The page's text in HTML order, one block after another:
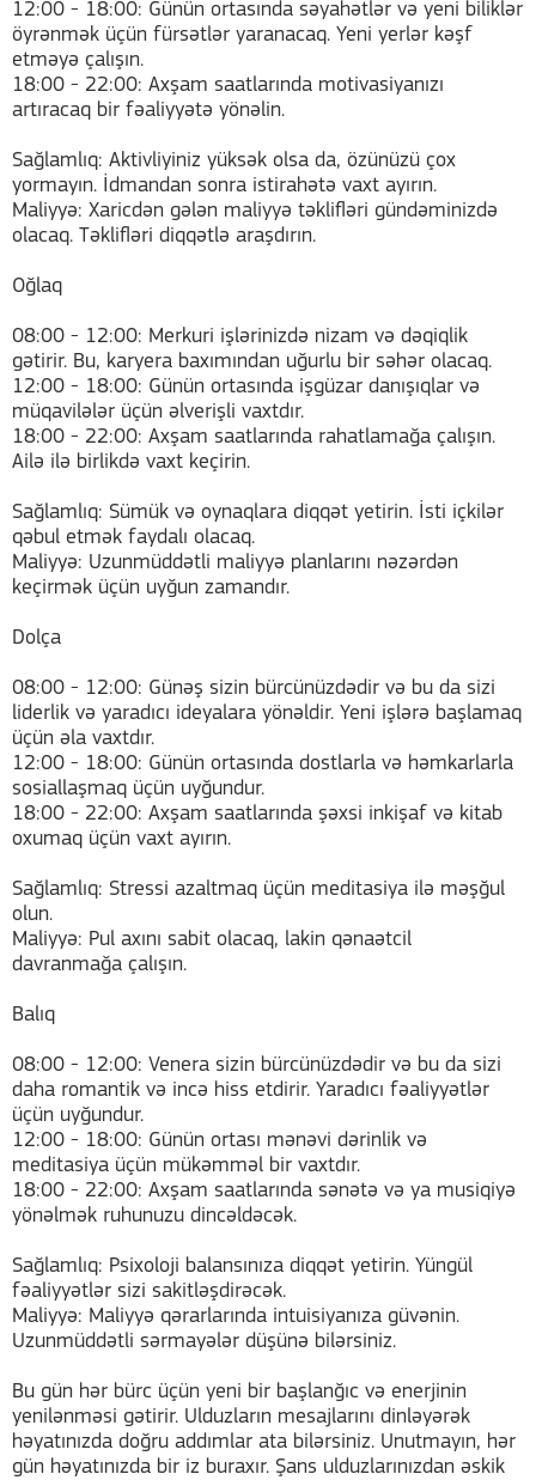
12:00 - 18:00: Günün ortasında səyahətlər və yeni biliklər
öyrənmək üçün fürsətlər yaranacaq. Yeni yerlər kəşf
etməyə çalışın.
18:00 - 22:00: Axşam saatlarında motivasiyanızı
artıracaq bir fəaliyyətə yönəlin.
Sağlamlıq: Aktivliyiniz yüksək olsa da, özünüzü çox
yormayın. İdmandan sonra istirahətə vaxt ayırın.
Maliyyə: Xaricdən gələn maliyyə təklifləri gündəminizdə
olacaq. Təklifləri diqqətlə araşdırın.
Oğlaq
08:00 - 12:00: Merkuri işlərinizdə nizam və dəqiqlik
gətirir. Bu, karyera baxımından uğurlu bir səhər olacaq.
12:00 - 18:00: Günün ortasında işgüzar danışıqlar və
müqavilələr üçün əlverişli vaxtdır.
18:00 - 22:00: Axşam saatlarında rahatlamağa çalışın.
Ailə ilə birlikdə vaxt keçirin.
Sağlamlıq: Sümük və oynaqlara diqqət yetirin. İsti içkilər
qəbul etmək faydalı olacaq.
Maliyyə: Uzunmüddətli maliyyə planlarını nəzərdən
keçirmək üçün uyğun zamandır.
Dolça
08:00 - 12:00: Günəş sizin bürcünüzdədir və bu da sizi
liderlik və yaradıcı ideyalara yönəldir. Yeni işlərə başlamaq
üçün əla vaxtdır.
12:00 - 18:00: Günün ortasında dostlarla və həmkarlarla
sosiallaşmaq üçün uyğundur.
18:00 - 22:00: Axşam saatlarında şəxsi inkişaf və kitab
oxumaq üçün vaxt ayırın.
Sağlamlıq: Stressi azaltmaq üçün meditasiya ilə məşğul
olun.
Maliyyə: Pul axını sabit olacaq, lakin qənaətcil
davranmağa çalışın.
Balıq
08:00 - 12:00: Venera sizin bürcünüzdədir və bu da sizi
daha romantik və incə hiss etdirir. Yaradıcı fəaliyyətlər
üçün uyğundur.
12:00 - 18:00: Günün ortası mənəvi dərinlik və
meditasiya üçün mükəmməl bir vaxtdır.
18:00 - 22:00: Axşam saatlarında sənətə və ya musiqiyə
yönəlmək ruhunuzu dincəldəcək.
Sağlamlıq: Psixoloji balansınıza diqqət yetirin. Yüngül
fəaliyyətlər sizi sakitləşdirəcək.
Maliyyə: Maliyyə qərarlarında intuisiyanıza güvənin.
Uzunmüddətli sərmayələr düşünə bilərsiniz.
Bu gün hər bürc üçün yeni bir başlanğıc və enerjinin
yenilənməsi gətirir. Ulduzların mesajlarını dinləyərək
həyatınızda doğru addımlar ata bilərsiniz. Unutmayın, hər
gün həyatınızda bir iz buraxır. Şans ulduzlarınızdan əskik